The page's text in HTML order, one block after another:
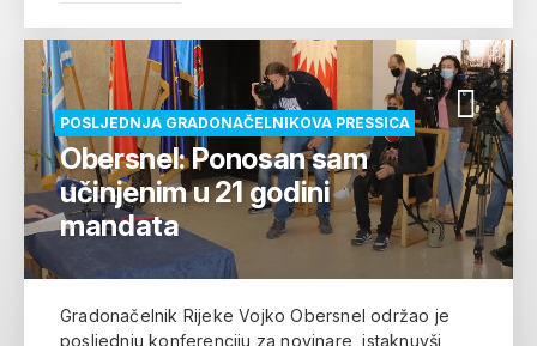
POSLJEDNJA GRADONAČELNIKOVA PRESSICA
Obersnel: Ponosan sam
učinjenim u 21 godini
mandata
Gradonačelnik Rijeke Vojko Obersnel održao je
posljednju konferenciju za novinare, istaknuvši